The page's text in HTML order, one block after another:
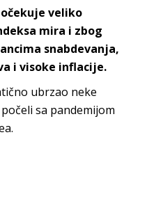
veliko
mira i zbog
snabdevanja,
i visoke inflacije.
ubrzao neke
sa pandemijom